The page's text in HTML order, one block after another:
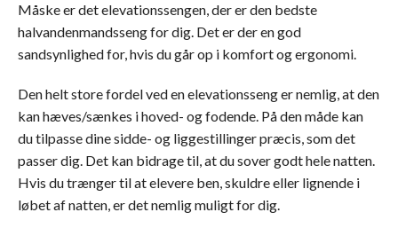
Måske er det elevationssengen, der er den bedste
halvandenmandsseng for dig. Det er der en god
sandsynlighed for, hvis du går op i komfort og ergonomi.
Den helt store fordel ved en elevationsseng er nemlig, at den
kan hæves/sænkes i hoved- og fodende. På den måde kan
du tilpasse dine sidde- og liggestillinger præcis, som det
passer dig. Det kan bidrage til, at du sover godt hele natten.
Hvis du trænger til at elevere ben, skuldre eller lignende i
løbet af natten, er det nemlig muligt for dig.